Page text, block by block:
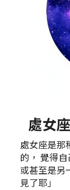
處女
處女座是那
的， 覺得
或甚至是另
見了耶」